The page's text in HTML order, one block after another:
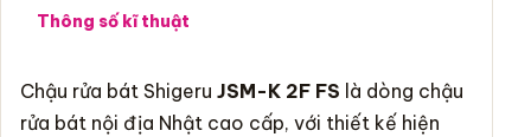
Thông số kĩ thuật
Chậu rửa bát Shigeru JSM-K 2F FS là dòng chậu
rửa bát nội địa Nhật cao cấp, với thiết kế hiện